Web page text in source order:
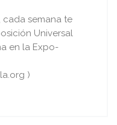
cada semana te
Universal
en la Expo-
)